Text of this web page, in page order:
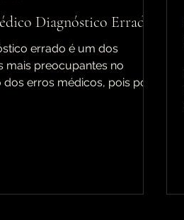
Diagnóstico Errado
errado é um dos
mais preocupantes no
erros médicos, pois pode